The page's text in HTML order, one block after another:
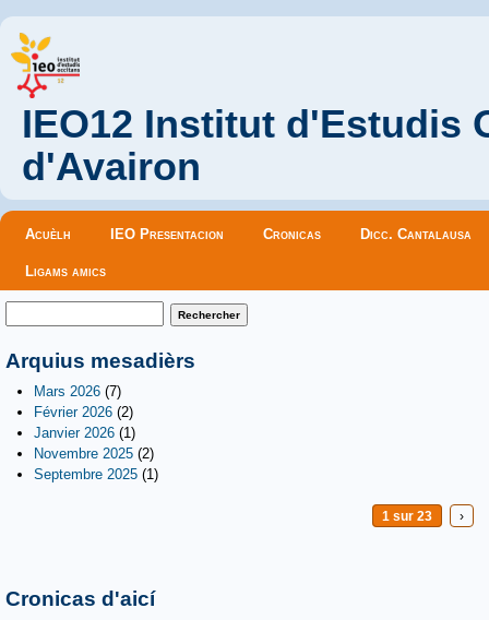
IEO12 Institut d'Estudis
d'Avairon
Menu principal
Acuèlh IEO Presentacion Cronicas Dicc. Cantalausa
Ligams amics
Formulaire de recherche
Arquius mesadièrs
Mars 2026 (7)
Février 2026 (2)
Janvier 2026 (1)
Novembre 2025 (2)
Septembre 2025 (1)
1 sur 23 ›
Cronicas d'aicí